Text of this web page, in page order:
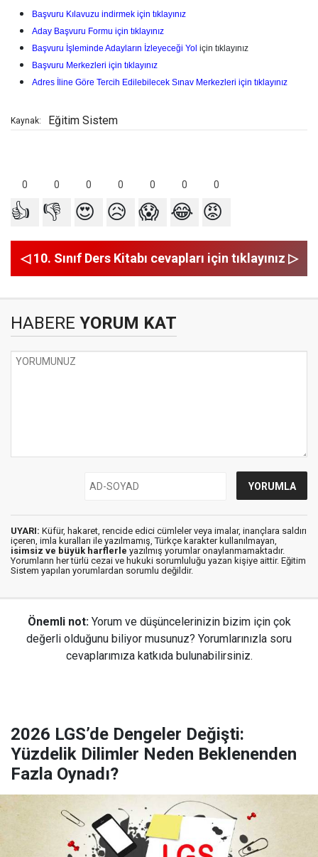
Başvuru Kılavuzu indirmek için tıklayınız
Aday Başvuru Formu için tıklayınız
Başvuru İşleminde Adayların İzleyeceği Yol için tıklayınız
Başvuru Merkezleri için tıklayınız
Adres İline Göre Tercih Edilebilecek Sınav Merkezleri için tıklayınız
Kaynak: Eğitim Sistem
0 0 0 0 0 0 0
👍 👎 😍 😥 😱 😂 😡
◁ 10. Sınıf Ders Kitabı cevapları için tıklayınız ▷
HABERE YORUM KAT
UYARI: Küfür, hakaret, rencide edici cümleler veya imalar, inançlara saldırı
içeren, imla kuralları ile yazılmamış, Türkçe karakter kullanılmayan,
isimsiz ve büyük harflerle yazılmış yorumlar onaylanmamaktadır.
Yorumların her türlü cezai ve hukuki sorumluluğu yazan kişiye aittir. Eğitim
Sistem yapılan yorumlardan sorumlu değildir.
Önemli not: Yorum ve düşüncelerinizin bizim için çok
değerli olduğunu biliyor musunuz? Yorumlarınızla soru
cevaplarımıza katkıda bulunabilirsiniz.
2026 LGS’de Dengeler Değişti:
Yüzdelik Dilimler Neden Beklenenden
Fazla Oynadı?